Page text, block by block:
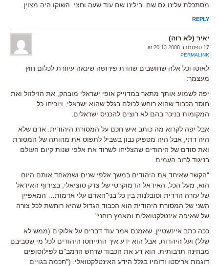
מסתכלת עלינו גם שם. בילינו שם עוד שעה וחצי. השוקו היה מצוין.
REPLY
יאיר (לא רוה)
17 ספטמבר 2008 at 20:13
PERMALINK
לאוטו וכל אלה שחושבים שהדת פירושה שינאה עיוורת לכלום חוץ
מעצמך:
יפה לשמוע אותך מתאר במדוייק אופי ישראלי מובהק, את הזילזול ואת
חוסר הכבוד שהוא רוחש לכולם בגלל שהוא ישראלי, ויוכיחו כל
המקומות בניכר בהם לא רוצים להכניס ישראלים.
אבל יפה לקרוא מה כותב איש חכם על המסורת היהודית. אדם שלא
היה דתי, אבל היה מספיק נבון בשביל לתפוס את מהותה של המסורת
ואת סודם של היהודים שהצליחו לשרוד את אלפי שנות קיום העולם
בניגוד לרוב העמים.
"הקשר שאיחד את היהודים במשך אלפי שנים ושמאחד אותם היום
הוא, מעל הכל, האידאל הדמוקרטי של צדק סוציאלי, בצירוף האידאל
של עזרה הדדית וסובלנות בין כל בני־האדם עלי אדמות… המאפיין
השני של המסורת היהודית הוא הכבוד הגדול שהיא רוחשת לכל צורה
של שאיפה אינטלקטואלית ומאמץ רוחני".
ככה כתב איינשטיין, שאמנם אמר עוד דברים על אלוקים (ממש לא
שלל) ועל היהדות, אבל הוא ידע איך התייחסו היהודים לכל מי שסביבם
מבחינה תרבותית. הוא דע את הכבוד שרחש הרמב"ם לפילוסופים
דוגמת אריסטו ודומיו בגלל הידע האינטלקטואלי. ("חכמה בגויים